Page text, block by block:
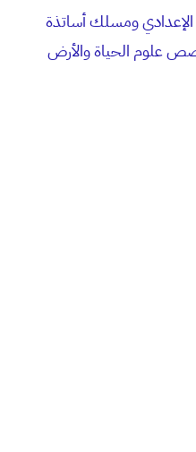
الإعدادي ومسلك أساتذة
علوم الحياة والأرض